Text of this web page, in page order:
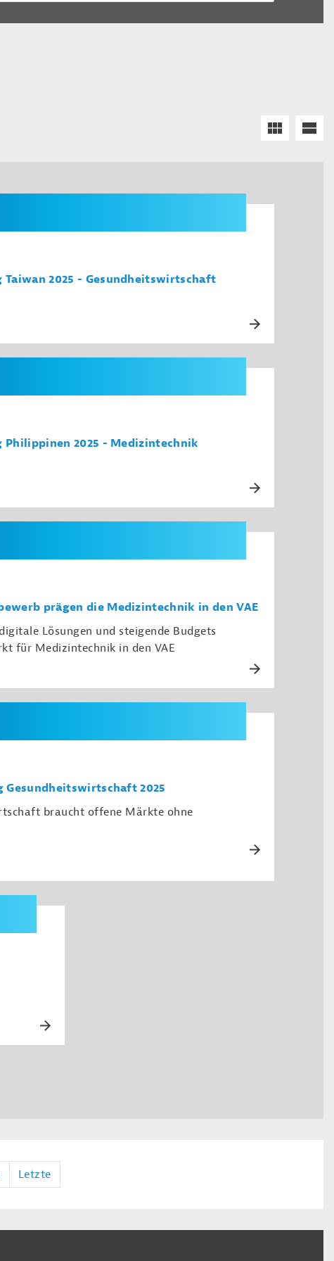
Taiwan 2025 - Gesundheitswirtschaft
Philippinen 2025 - Medizintechnik
prägen die Medizintechnik in den VAE
Lösungen und steigende Budgets
für Medizintechnik in den VAE
2025
braucht offene Märkte ohne
Letzte